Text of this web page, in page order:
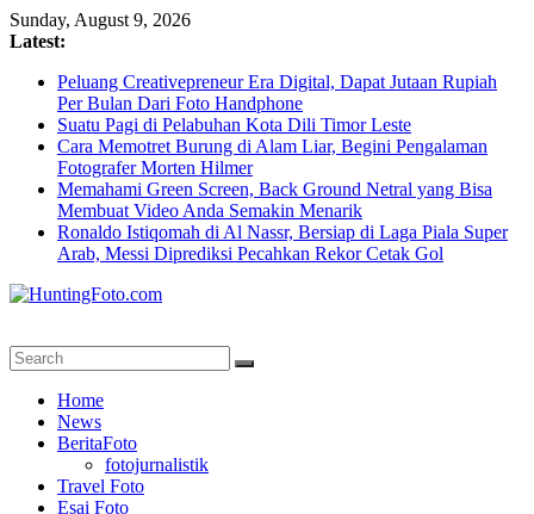
Skip
to
Sunday, August 9, 2026
Latest:
Peluang Creativepreneur Era Digital, Dapat Jutaan Rupiah
Per Bulan Dari Foto Handphone
Suatu Pagi di Pelabuhan Kota Dili Timor Leste
Cara Memotret Burung di Alam Liar, Begini Pengalaman
Fotografer Morten Hilmer
Memahami Green Screen, Back Ground Netral yang Bisa
Membuat Video Anda Semakin Menarik
Ronaldo Istiqomah di Al Nassr, Bersiap di Laga Piala Super
Arab, Messi Diprediksi Pecahkan Rekor Cetak Gol
Berita
Fotografi
Terpercaya
Home
News
BeritaFoto
fotojurnalistik
Travel Foto
Esai Foto